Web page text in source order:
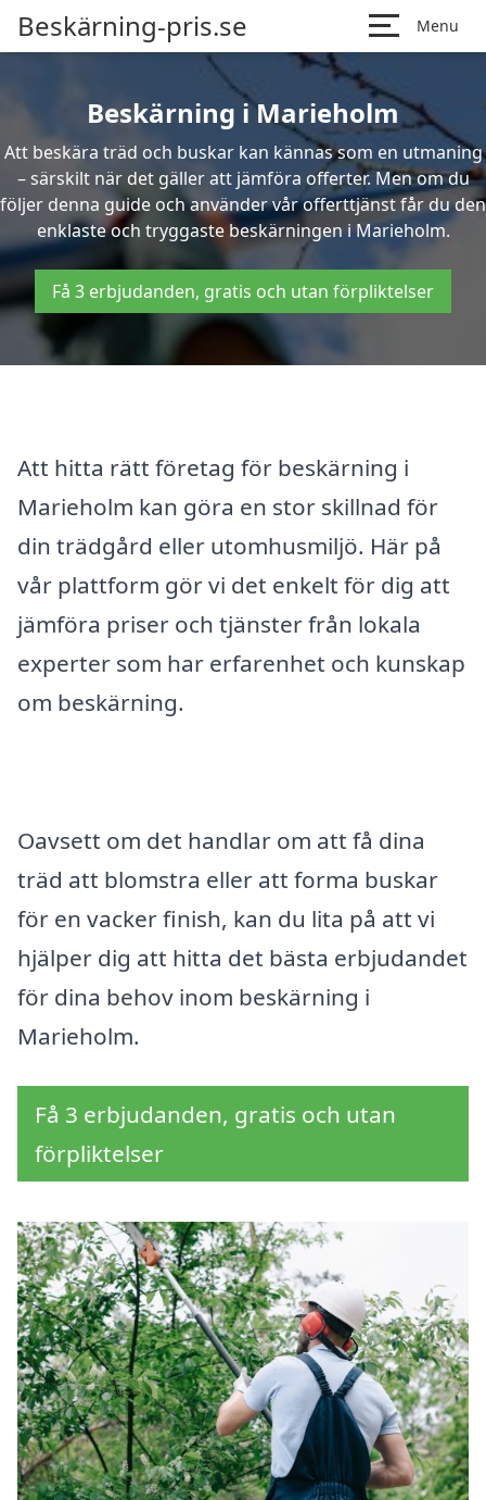
Beskärning-pris.se Menu
Beskärning i Marieholm
Att beskära träd och buskar kan kännas som en utmaning
– särskilt när det gäller att jämföra offerter. Men om du
följer denna guide och använder vår offerttjänst får du den
enklaste och tryggaste beskärningen i Marieholm.
Få 3 erbjudanden, gratis och utan förpliktelser
Att hitta rätt företag för beskärning i
Marieholm kan göra en stor skillnad för
din trädgård eller utomhusmiljö. Här på
vår plattform gör vi det enkelt för dig att
jämföra priser och tjänster från lokala
experter som har erfarenhet och kunskap
om beskärning.
Oavsett om det handlar om att få dina
träd att blomstra eller att forma buskar
för en vacker finish, kan du lita på att vi
hjälper dig att hitta det bästa erbjudandet
för dina behov inom beskärning i
Marieholm.
Få 3 erbjudanden, gratis och utan
förpliktelser